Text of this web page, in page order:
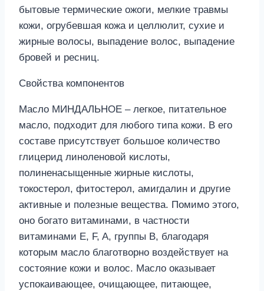
бытовые термические ожоги, мелкие травмы
кожи, огрубевшая кожа и целлюлит, сухие и
жирные волосы, выпадение волос, выпадение
бровей и ресниц.
Свойства компонентов
Масло МИНДАЛЬНОЕ – легкое, питательное
масло, подходит для любого типа кожи. В его
составе присутствует большое количество
глицерид линоленовой кислоты,
полиненасыщенные жирные кислоты,
токостерол, фитостерол, амигдалин и другие
активные и полезные вещества. Помимо этого,
оно богато витаминами, в частности
витаминами Е, F, A, группы B, благодаря
которым масло благотворно воздействует на
состояние кожи и волос. Масло оказывает
успокаивающее, очищающее, питающее,